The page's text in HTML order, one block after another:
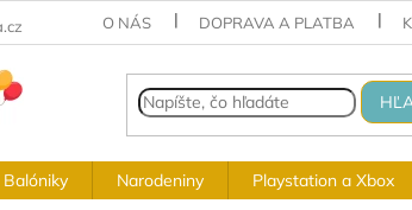
O NÁS DOPRAVA A PLATBA
Balóniky Narodeniny Playstation a Xbox